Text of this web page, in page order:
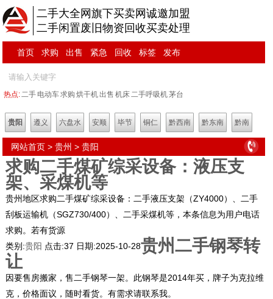
二手大全网旗下买卖网诚邀加盟
二手闲置废旧物资回收买卖处理
首页 求购 出售 紧急 回收 标签 发布
热点:二手 电动车求购 烘干机出售 机床二手呼吸机茅台
贵阳 遵义 六盘水 安顺 毕节 铜仁 黔西南 黔东南 黔南
网站首页 >贵州 >贵阳
求购二手煤矿综采设备：液压支
架、采煤机等
贵州地区求购二手煤矿综采设备：二手液压支架（ZY4000）、二手
刮板运输机（SGZ730/400）、二手采煤机等，本条信息为用户电话
求购。若有货源
类别:贵阳 点击:37 日期:2025-10-28贵州二手钢琴转
让
因要售房搬家，售二手钢琴一架。此钢琴是2014年买，牌子为克拉维
克，价格面议，随时看货。有需求请联系我。